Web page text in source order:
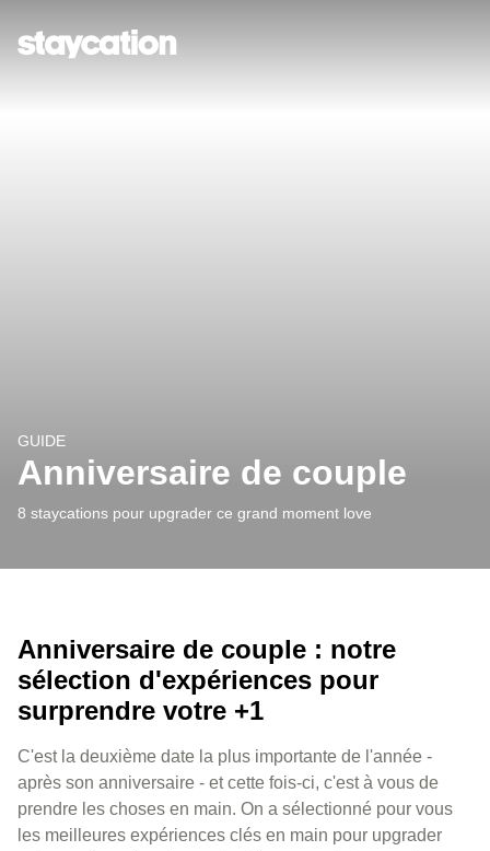
GUIDE
Anniversaire de couple
8 staycations pour upgrader ce grand moment love
Anniversaire de couple : notre
sélection d'expériences pour
surprendre votre +1
C'est la deuxième date la plus importante de l'année -
après son anniversaire - et cette fois-ci, c'est à vous de
prendre les choses en main. On a sélectionné pour vous
les meilleures expériences clés en main pour upgrader